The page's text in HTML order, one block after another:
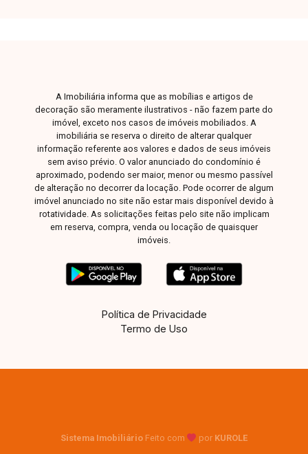
A Imobiliária informa que as mobílias e artigos de
decoração são meramente ilustrativos - não fazem parte do
imóvel, exceto nos casos de imóveis mobiliados. A
imobiliária se reserva o direito de alterar qualquer
informação referente aos valores e dados de seus imóveis
sem aviso prévio. O valor anunciado do condomínio é
aproximado, podendo ser maior, menor ou mesmo passível
de alteração no decorrer da locação. Pode ocorrer de algum
imóvel anunciado no site não estar mais disponível devido à
rotatividade. As solicitações feitas pelo site não implicam
em reserva, compra, venda ou locação de quaisquer
imóveis.
Política de Privacidade
Termo de Uso
Sistema Imobiliário Feito com por KUROLE